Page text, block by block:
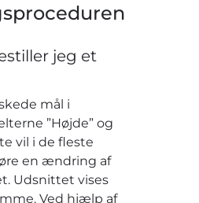
jeg et
mål i
”Højde” og
vil i de fleste
en ændring af
Udsnittet vises
Ved hjælp af